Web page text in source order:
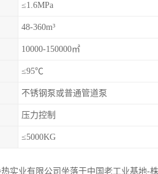
≤1.6MPa
48-360m³
10000-150000㎡
≤95℃
不锈钢泵或普通管道泵
压力控制
≤5000KG
实业有限公司坐落于中国老工业基地-